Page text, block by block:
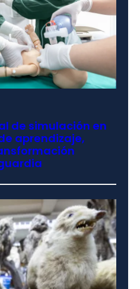
de simulación en
aprendizaje,